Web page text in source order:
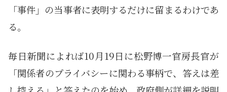
「事件」の当事者に表明するだけに留まるわけであ
る。
毎日新聞によれば10月19日に松野博一官房長官が
「関係者のプライバシーに関わる事柄で、答えは差